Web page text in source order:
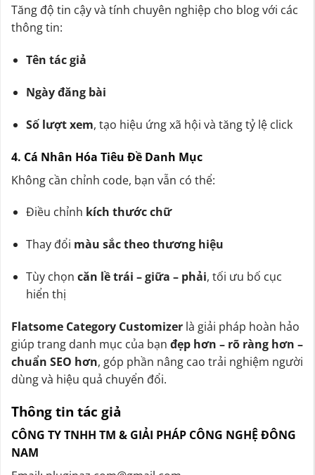
Tăng độ tin cậy và tính chuyên nghiệp cho blog với các
thông tin:
Tên tác giả
Ngày đăng bài
Số lượt xem, tạo hiệu ứng xã hội và tăng tỷ lệ click
4. Cá Nhân Hóa Tiêu Đề Danh Mục
Không cần chỉnh code, bạn vẫn có thể:
Điều chỉnh kích thước chữ
Thay đổi màu sắc theo thương hiệu
Tùy chọn căn lề trái – giữa – phải, tối ưu bố cục
hiển thị
Flatsome Category Customizer là giải pháp hoàn hảo
giúp trang danh mục của bạn đẹp hơn – rõ ràng hơn –
chuẩn SEO hơn, góp phần nâng cao trải nghiệm người
dùng và hiệu quả chuyển đổi.
Thông tin tác giả
CÔNG TY TNHH TM & GIẢI PHÁP CÔNG NGHỆ ĐÔNG
NAM